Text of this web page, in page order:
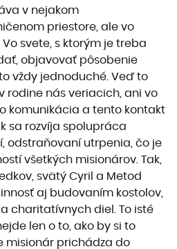
v nejakom
priestore, ale vo
svete, s ktorým je treba
objavovať pôsobenie
vždy jednoduché. Veď to
rodine nás veriacich, ani vo
komunikácia a tento kontakt
sa rozvíja spolupráca
odstraňovaní utrpenia, čo je
všetkých misionárov. Tak,
svätý Cyril a Metod
aj budovaním kostolov,
charitatívnych diel. To isté
len o to, ako by si to
misionár prichádza do